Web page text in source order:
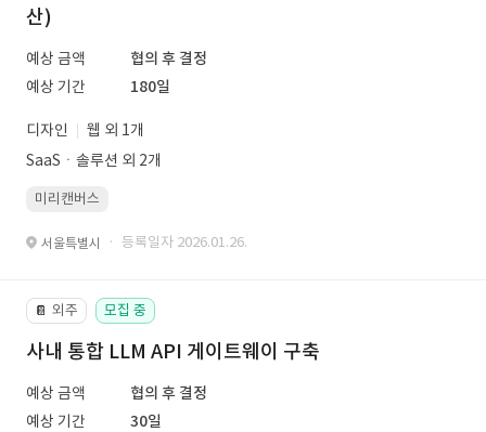
산)
예상 금액
협의 후 결정
예상 기간
180일
디자인
웹 외 1개
SaaSㆍ솔루션 외 2개
미리캔버스
서울특별시 · 등록일자 2026.01.26.
📔 외주 모집 중
사내 통합 LLM API 게이트웨이 구축
예상 금액
협의 후 결정
예상 기간
30일